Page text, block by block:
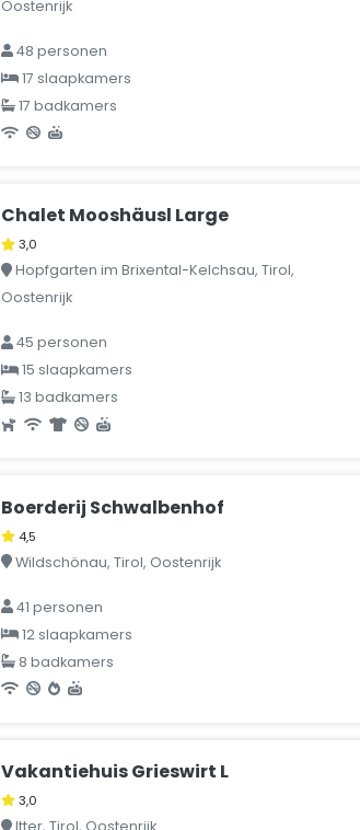
Oostenrijk
48 personen
17 slaapkamers
17 badkamers
Chalet Mooshäusl Large
3,0
Hopfgarten im Brixental-Kelchsau, Tirol,
Oostenrijk
45 personen
15 slaapkamers
13 badkamers
Boerderij Schwalbenhof
4,5
Wildschönau, Tirol, Oostenrijk
41 personen
12 slaapkamers
8 badkamers
Vakantiehuis Grieswirt L
3,0
Itter, Tirol, Oostenrijk